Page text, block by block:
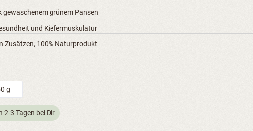
gewaschenem grünem Pansen
und Kiefermuskulatur
Zusätzen, 100% Naturprodukt
g
2-3 Tagen bei Dir